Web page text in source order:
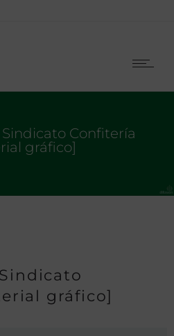
Confitería
gráfico]
gráfico]